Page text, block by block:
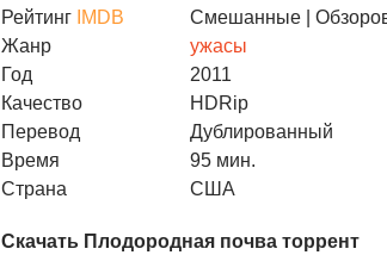
Рейтинг IMDB Смешанные |
Жанр
ужасы
Год
2011
Качество
HDRip
Перевод
Дублированный
Время
95 мин.
Страна
США
Скачать Плодородная почва торрент